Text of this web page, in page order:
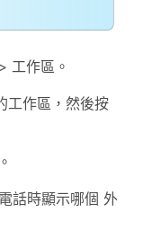
> 工作區 。
工作區，然後按
。
話時顯示哪個 外